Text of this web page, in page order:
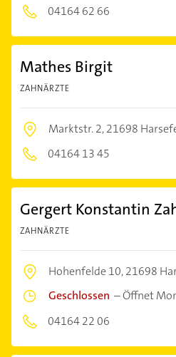
04164 62 66
Mathes Birgit
ZAHNÄRZTE
Marktstr. 2,21698
04164 13 45
Gergert Konstantin
ZAHNÄRZTE
Hohenfelde 10,21698
Geschlossen –Öffnet
04164 22 06